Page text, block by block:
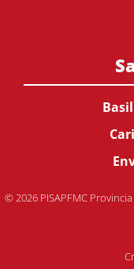
© 2026 PISAPFMC